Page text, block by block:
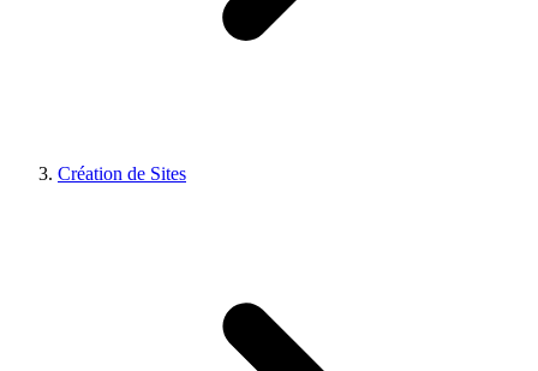
Création de Sites